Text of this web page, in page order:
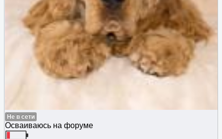
Не в сети
Осваиваюсь на форуме